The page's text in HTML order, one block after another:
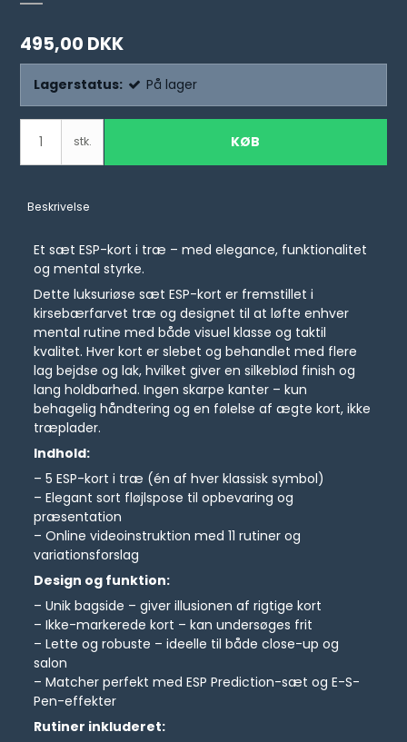
495,00 DKK
Lagerstatus: På lager
stk. KØB
Beskrivelse
Et sæt ESP-kort i træ – med elegance, funktionalitet
og mental styrke.
Dette luksuriøse sæt ESP-kort er fremstillet i
kirsebærfarvet træ og designet til at løfte enhver
mental rutine med både visuel klasse og taktil
kvalitet. Hver kort er slebet og behandlet med flere
lag bejdse og lak, hvilket giver en silkeblød finish og
lang holdbarhed. Ingen skarpe kanter – kun
behagelig håndtering og en følelse af ægte kort, ikke
træplader.
Indhold:
– 5 ESP-kort i træ (én af hver klassisk symbol)
– Elegant sort fløjlspose til opbevaring og
præsentation
– Online videoinstruktion med 11 rutiner og
variationsforslag
Design og funktion:
– Unik bagside – giver illusionen af rigtige kort
– Ikke-markerede kort – kan undersøges frit
– Lette og robuste – ideelle til både close-up og
salon
– Matcher perfekt med ESP Prediction-sæt og E-S-
Pen-effekter
Rutiner inkluderet: